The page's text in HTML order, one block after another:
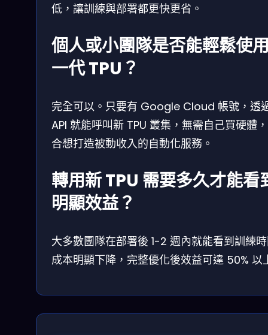
低，讓訓練與部署都更快更省。
個人或小團隊是否能輕鬆使
一代 TPU？
完全可以。只要有 Google Cloud 帳號，透
API 就能呼叫新 TPU 叢集，無需自己買硬體
合想打造被動收入的自動化服務。
轉用新 TPU 需要多久才能看
明顯效益？
大多數團隊在部署後 1-2 週內就能看到訓練
成本明顯下降，完整優化後效益可達 50% 以